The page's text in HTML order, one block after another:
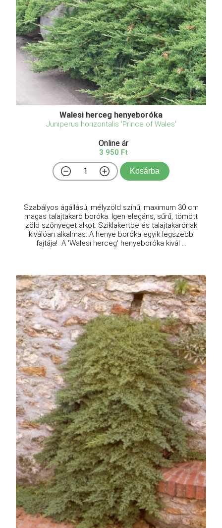
Walesi herceg henyeboróka
Juniperus horizontalis 'Prince of Wales'
Online ár
3 950 Ft
Kosárba
Szabályos ágállású, mélyzöld színű, maximum 30 cm
magas talajtakaró boróka. Igen elegáns, sűrű, tömött
zöld szőnyeget alkot. Sziklakertbe és talajtakarónak
kiválóan alkalmas. A henye boróka egyik legszebb
fajtája! A 'Walesi herceg' henyeboróka kivál ...